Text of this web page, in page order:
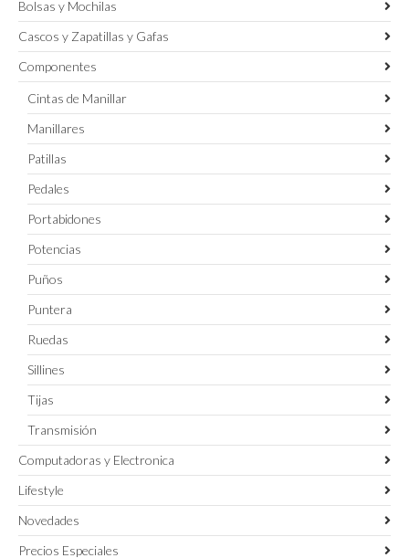
Bolsas y Mochilas
Cascos y Zapatillas y Gafas
Componentes
Cintas de Manillar
Manillares
Patillas
Pedales
Portabidones
Potencias
Puños
Puntera
Ruedas
Sillines
Tijas
Transmisión
Computadoras y Electronica
Lifestyle
Novedades
Precios Especiales